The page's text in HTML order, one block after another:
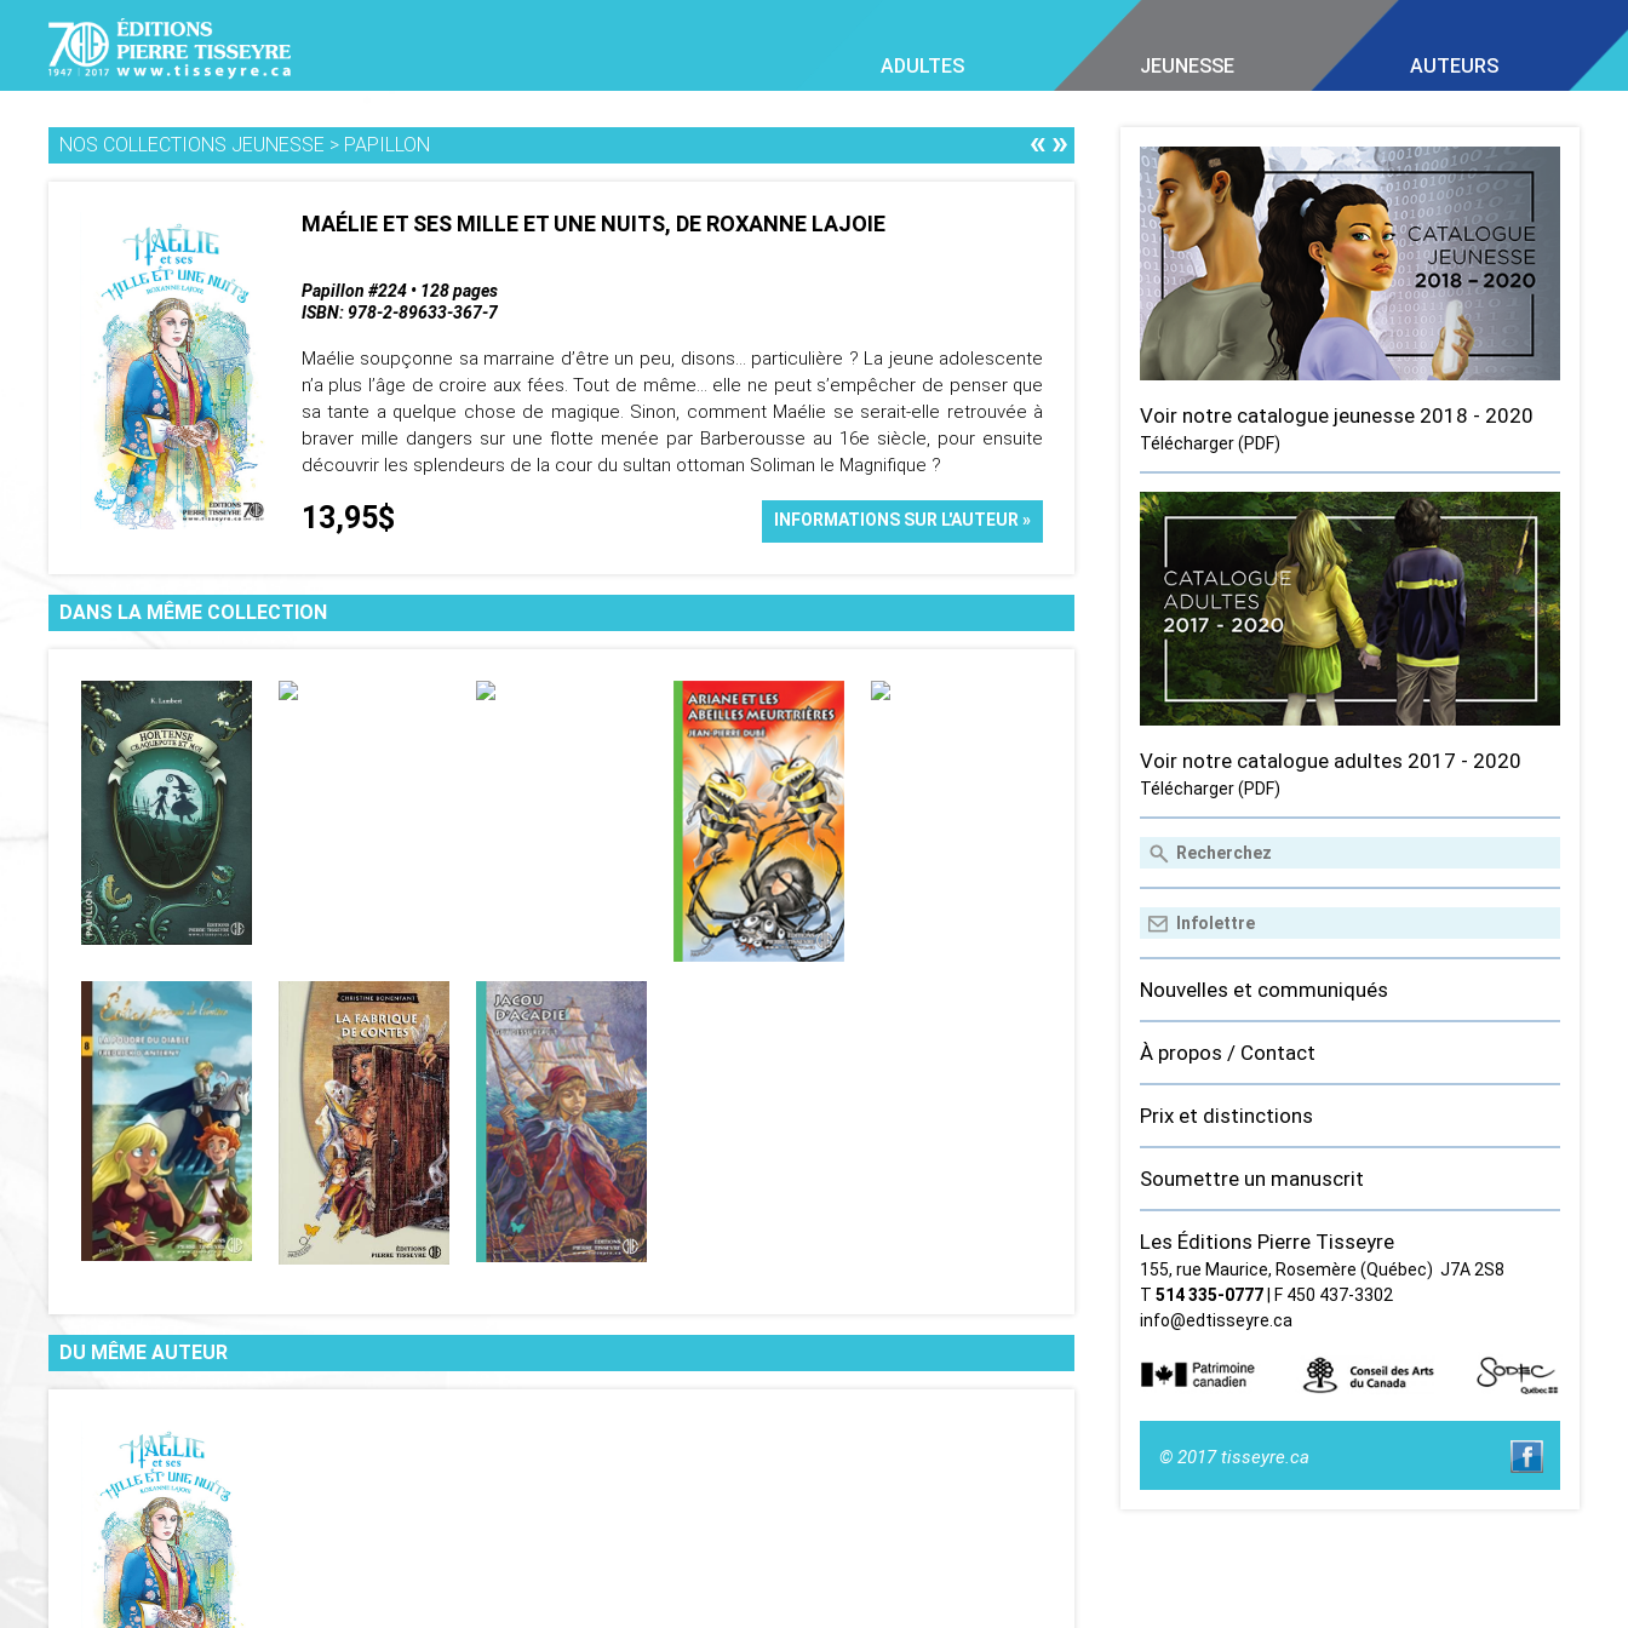
ADULTES JEUNESSE AUTEURS
NOS COLLECTIONS JEUNESSE > PAPILLON «»
MAÉLIE ET SES MILLE ET UNE NUITS, DE ROXANNE LAJOIE
Papillon #224 • 128 pages
ISBN: 978-2-89633-367-7
Maélie soupçonne sa marraine d’être un peu, disons... particulière ? La jeune adolescente
n’a plus l’âge de croire aux fées. Tout de même... elle ne peut s’empêcher de penser que
sa tante a quelque chose de magique. Sinon, comment Maélie se serait-elle retrouvée à
braver mille dangers sur une flotte menée par Barberousse au 16e siècle, pour ensuite
découvrir les splendeurs de la cour du sultan ottoman Soliman le Magnifique ?
13,95$ INFORMATIONS SUR L'AUTEUR »
DANS LA MÊME COLLECTION
DU MÊME AUTEUR
Voir notre catalogue jeunesse 2018 - 2020
Télécharger (PDF)
Voir notre catalogue adultes 2017 - 2020
Télécharger (PDF)
Nouvelles et communiqués
À propos / Contact
Prix et distinctions
Soumettre un manuscrit
Les Éditions Pierre Tisseyre
155, rue Maurice, Rosemère (Québec) J7A 2S8
T 514 335‑0777| F 450 437‑3302
info@edtisseyre.ca
© 2017 tisseyre.ca